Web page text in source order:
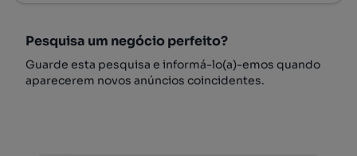
Pesquisa um negócio perfeito?
Guarde esta pesquisa e informá-lo(a)-emos quando
aparecerem novos anúncios coincidentes.